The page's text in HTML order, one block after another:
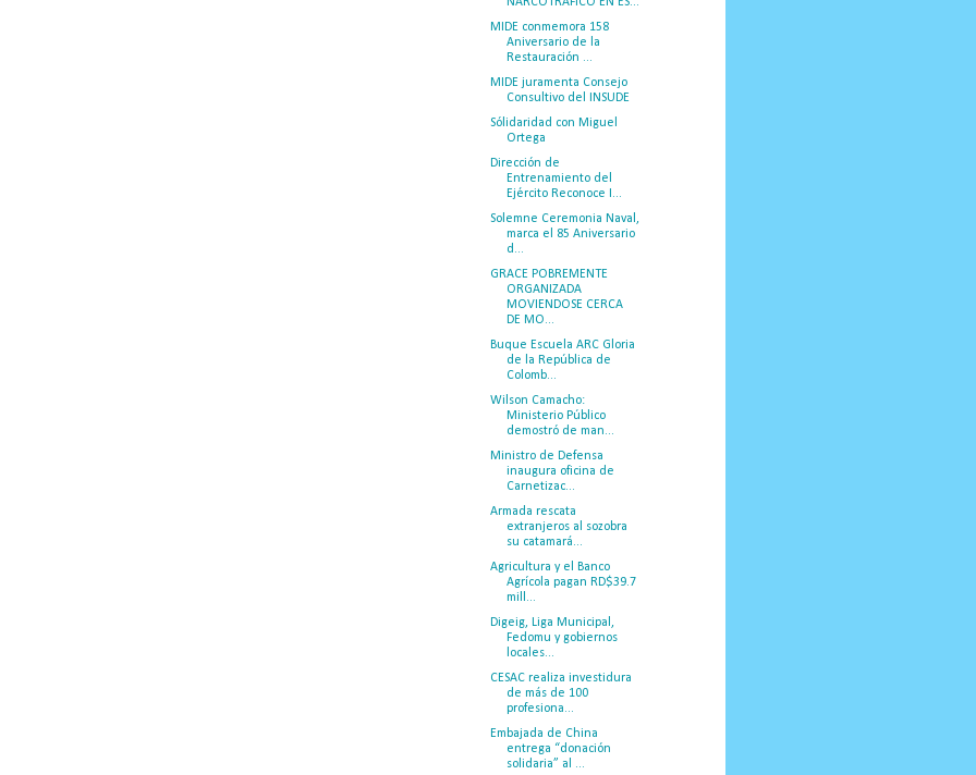
MIDE conmemora 158
Aniversario de la
Restauración ...
MIDE juramenta Consejo
Consultivo del INSUDE
Sólidaridad con Miguel
Ortega
Dirección de
Entrenamiento del
Ejército Reconoce I...
Solemne Ceremonia Naval,
marca el 85 Aniversario
d...
GRACE POBREMENTE
ORGANIZADA
MOVIENDOSE CERCA
DE MO...
Buque Escuela ARC Gloria
de la República de
Colomb...
Wilson Camacho:
Ministerio Público
demostró de man...
Ministro de Defensa
inaugura oficina de
Carnetizac...
Armada rescata
extranjeros al sozobra
su catamará...
Agricultura y el Banco
Agrícola pagan RD$39.7
mill...
Digeig, Liga Municipal,
Fedomu y gobiernos
locales...
CESAC realiza investidura
de más de 100
profesiona...
Embajada de China
entrega “donación
solidaria” al ...